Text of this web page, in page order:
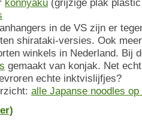
in de VS zijn er
shirataki-versies. Ook
winkels in Nederland. Bij
gemaakt van konjak. Net
echte inktvislijfjes?
alle Japanse noodles